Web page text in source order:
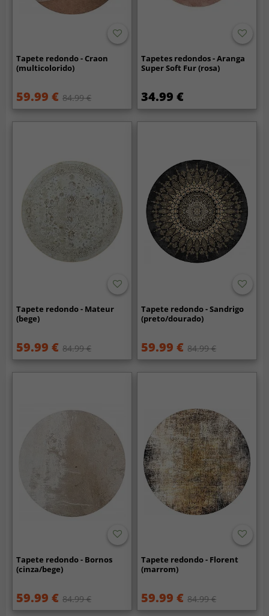
Tapete redondo - Craon
(multicolorido)
59.99 € 84.99 €
Tapetes redondos - Aranga
Super Soft Fur (rosa)
34.99 €
Tapete redondo - Mateur
(bege)
59.99 € 84.99 €
Tapete redondo - Sandrigo
(preto/dourado)
59.99 € 84.99 €
Tapete redondo - Bornos
(cinza/bege)
59.99 € 84.99 €
Tapete redondo - Florent
(marrom)
59.99 € 84.99 €